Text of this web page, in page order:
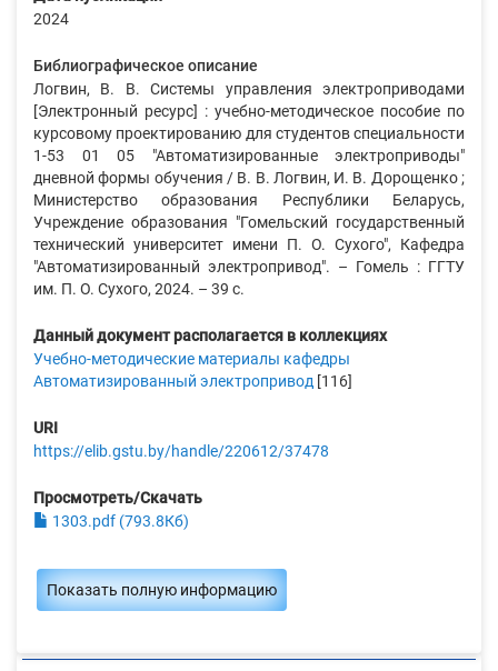
2024
Библиографическое описание
Логвин, В. В. Системы управления электроприводами
[Электронный ресурс] : учебно-методическое пособие по
курсовому проектированию для студентов специальности
1-53 01 05 "Автоматизированные электроприводы"
дневной формы обучения / В. В. Логвин, И. В. Дорощенко ;
Министерство образования Республики Беларусь,
Учреждение образования "Гомельский государственный
технический университет имени П. О. Сухого", Кафедра
"Автоматизированный электропривод". – Гомель : ГГТУ
им. П. О. Сухого, 2024. – 39 с.
Данный документ располагается в коллекциях
Учебно-методические материалы кафедры
Автоматизированный электропривод [116]
URI
https://elib.gstu.by/handle/220612/37478
Просмотреть/Скачать
1303.pdf (793.8Кб)
Показать полную информацию